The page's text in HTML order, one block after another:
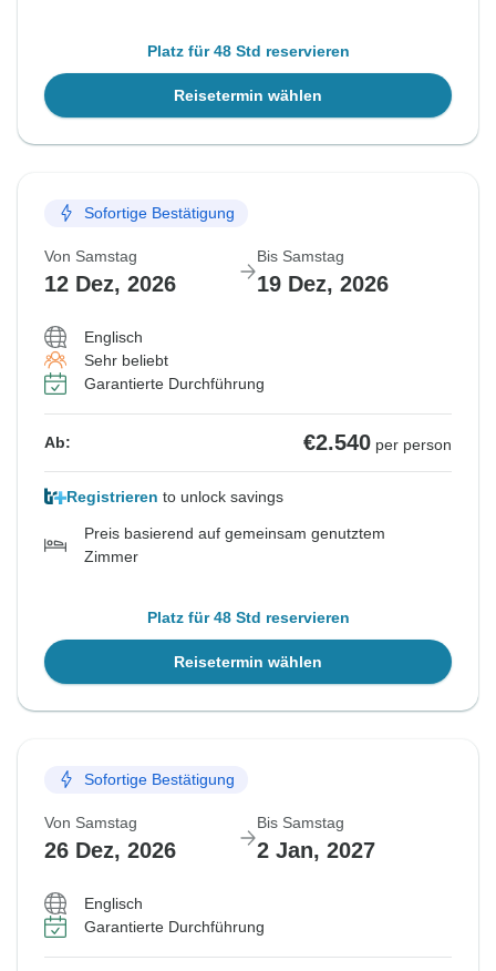
Platz für 48 Std reservieren
Reisetermin wählen
Sofortige Bestätigung
Von Samstag
12 Dez, 2026
Bis Samstag
19 Dez, 2026
Englisch
Sehr beliebt
Garantierte Durchführung
Ab: €2.540 per person
Registrieren to unlock savings
Preis basierend auf gemeinsam genutztem
Zimmer
Platz für 48 Std reservieren
Reisetermin wählen
Sofortige Bestätigung
Von Samstag
26 Dez, 2026
Bis Samstag
2 Jan, 2027
Englisch
Garantierte Durchführung